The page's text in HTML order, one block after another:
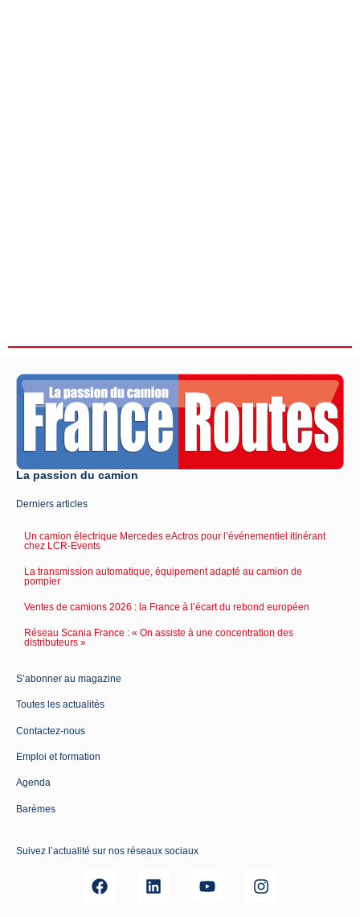
La passion du camion
Derniers articles
Un camion électrique Mercedes eActros pour l’événementiel itinérant
chez LCR-Events
La transmission automatique, équipement adapté au camion de
pompier
Ventes de camions 2026 : la France à l’écart du rebond européen
Réseau Scania France : « On assiste à une concentration des
distributeurs »
S’abonner au magazine
Toutes les actualités
Contactez-nous
Emploi et formation
Agenda
Barèmes
Suivez l’actualité sur nos réseaux sociaux